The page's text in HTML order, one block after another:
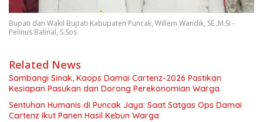
Bupati dan Wakil Bupati Kabupaten Puncak, Willem Wandik, SE.,M.Si -
Pelinus Balinal, S.Sos
Related News
Sambangi Sinak, Kaops Damai Cartenz-2026 Pastikan
Kesiapan Pasukan dan Dorong Perekonomian Warga
Sentuhan Humanis di Puncak Jaya: Saat Satgas Ops Damai
Cartenz Ikut Panen Hasil Kebun Warga